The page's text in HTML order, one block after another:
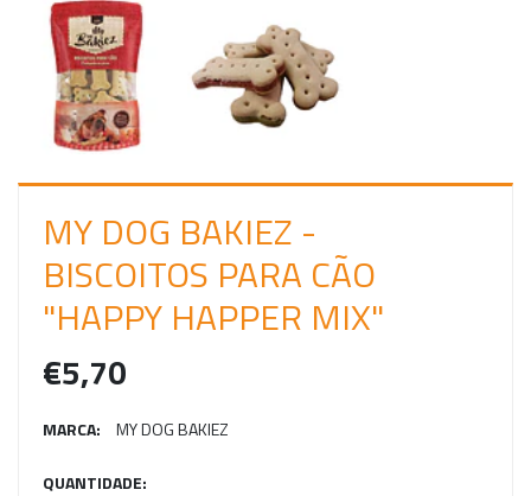
MY DOG BAKIEZ -
BISCOITOS PARA CÃO
"HAPPY HAPPER MIX"
€5,70
MARCA: MY DOG BAKIEZ
QUANTIDADE: